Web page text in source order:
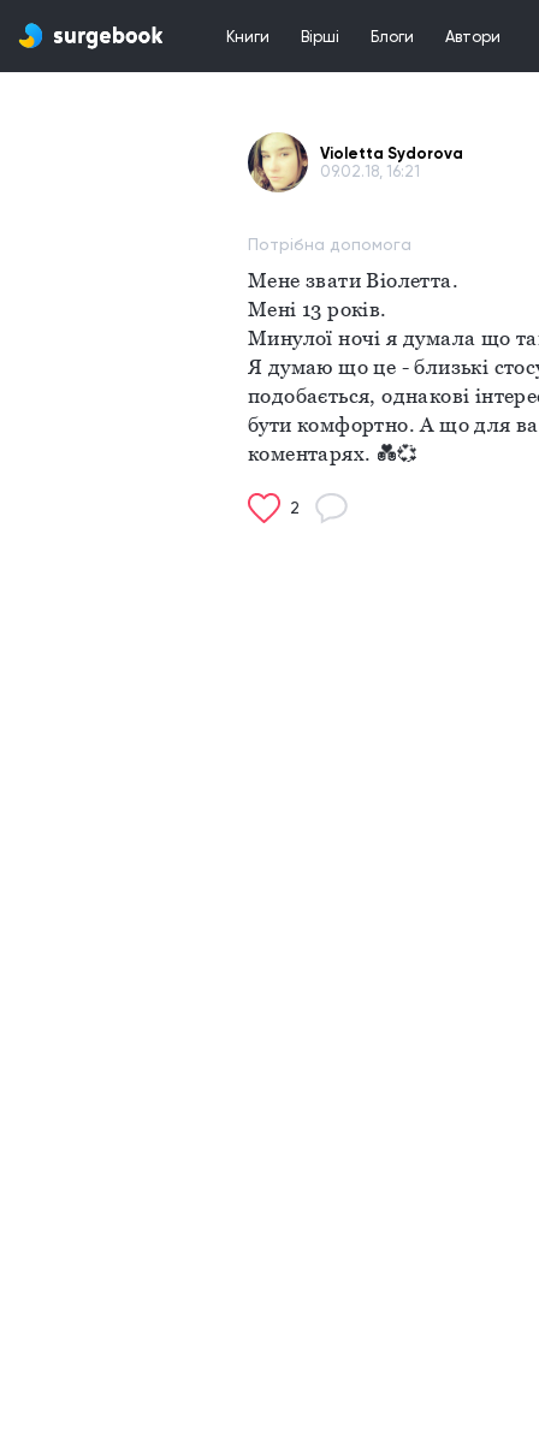
Книги Вірші Блоги Автори
Violetta Sydorova
09.02.18, 16:21
Потрібна допомога
Мене звати Віолетта.
Мені 13 років.
Минулої ночі я думала що
Я думаю що це - близькі
подобається, однакові
бути комфортно. А що для
коментарях. 💑💞
2